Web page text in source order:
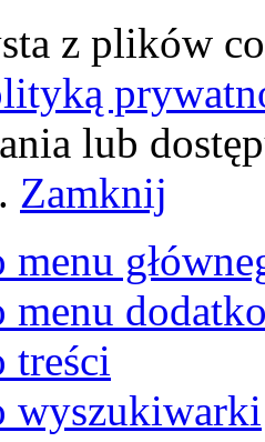
z plików
lub
Zamknij
menu
menu
treści
wyszukiwarki